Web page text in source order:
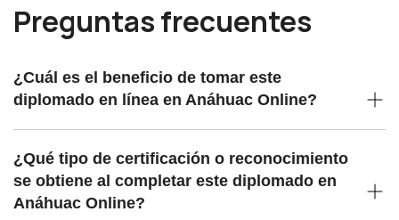
Preguntas frecuentes
¿Cuál es el beneficio de tomar este
diplomado en línea en Anáhuac Online?
¿Qué tipo de certificación o reconocimiento
se obtiene al completar este diplomado en
Anáhuac Online?